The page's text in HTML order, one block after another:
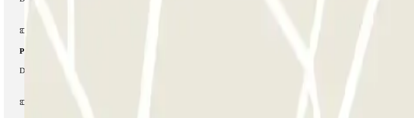
Pass multiparking
Durante il tuo soggiorno potrai usufruire dell'intera rete di parcheggi disponibili su Parclick.